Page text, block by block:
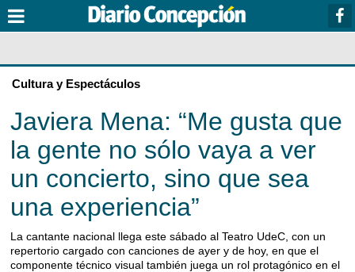
Cultura y Espectáculos
Javiera Mena: “Me gusta que
la gente no sólo vaya a ver
un concierto, sino que sea
una experiencia”
La cantante nacional llega este sábado al Teatro UdeC, con un
repertorio cargado con canciones de ayer y de hoy, en que el
componente técnico visual también juega un rol protagónico en el